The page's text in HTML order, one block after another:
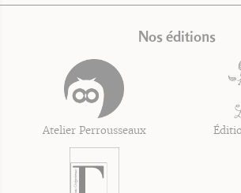
Nos éditions
Atelier Perrousseaux